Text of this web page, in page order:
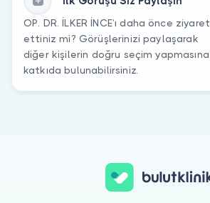
OP. DR. İLKER İNCE’ı daha önce ziyaret
ettiniz mi? Görüşlerinizi paylaşarak
diğer kişilerin doğru seçim yapmasına
katkıda bulunabilirsiniz.